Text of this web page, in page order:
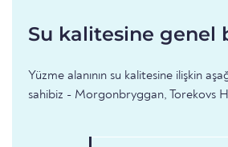
Su kalitesine genel
Yüzme alanının su kalitesine ilişkin
sahibiz - Morgonbryggan, Torekovs